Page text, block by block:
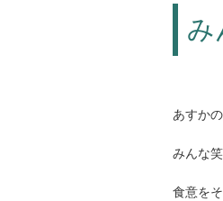
み
あすか
みんな
食意を